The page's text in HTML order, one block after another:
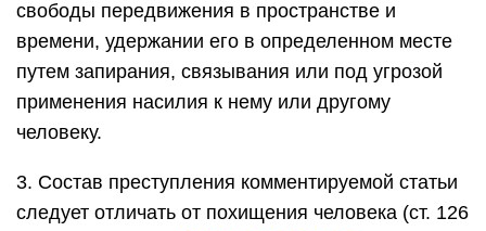
свободы передвижения в пространстве и
времени, удержании его в определенном месте
путем запирания, связывания или под угрозой
применения насилия к нему или другому
человеку.
3. Состав преступления комментируемой статьи
следует отличать от похищения человека (ст. 126